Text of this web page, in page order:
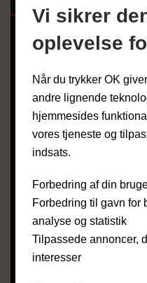
NAVN*
TELEFON
EMAIL *
ADRESSE*
POSTNUMMER & BY
Vi sikrer
oplevelse
Når du trykker OK
andre lignende
hjemmesides
vores tjeneste og
indsats.
Forbedring af din
Forbedring til gavn for
analyse og statistik
Tilpassede annoncer,
interesser